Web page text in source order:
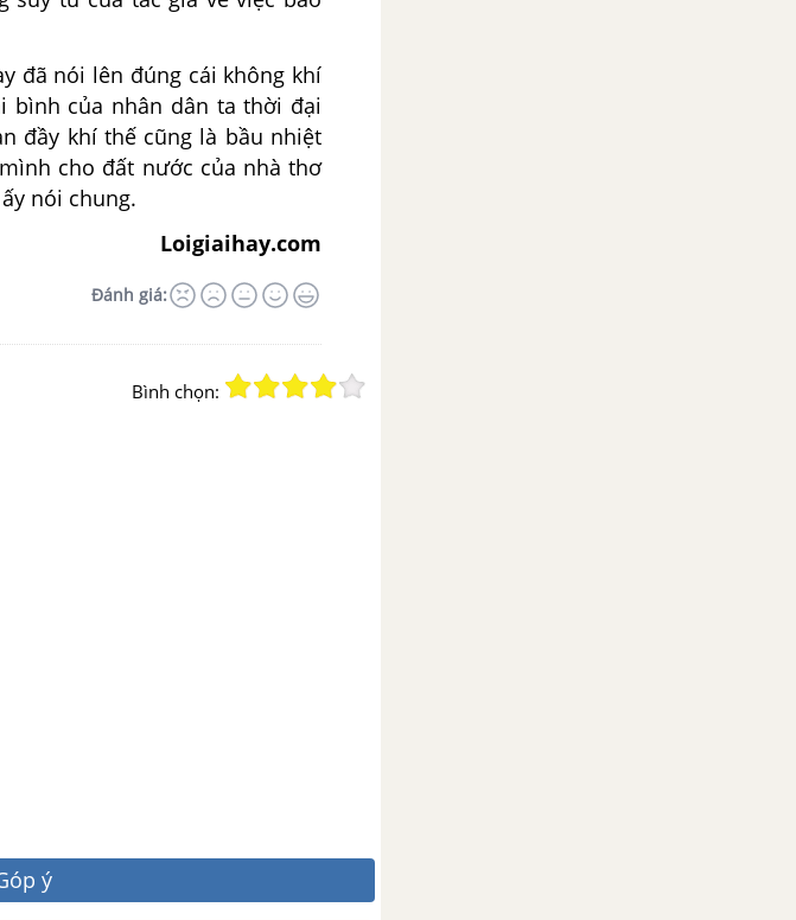
đã nói lên đúng cái không khí
bình của nhân dân ta thời đại
đầy khí thế cũng là bầu nhiệt
cho đất nước của nhà thơ
nói chung.
Loigiaihay.com
Đánh giá:
Bình chọn:
ý